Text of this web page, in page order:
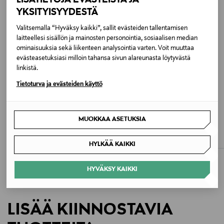
YKSITYISYYDESTÄ
Valitsemalla “Hyväksy kaikki”, sallit evästeiden tallentamisen
laitteellesi sisällön ja mainosten personointia, sosiaalisen median
ominaisuuksia sekä liikenteen analysointia varten. Voit muuttaa
evästeasetuksiasi milloin tahansa sivun alareunasta löytyvästä
linkistä.
Tietoturva ja evästeiden käyttö
MUOKKAA ASETUKSIA
HYLKÄÄ KAIKKI
HYVÄKSY KAIKKI
Väri
1BZ DENIM BLACK
Koko
Valmistajan tuotenumero
Tommy Hilfiger Europe B.V.
LEE
Haden Relaxed Fit Straight -farkut
LEE
Haden Relaxed Straight -farkut
LISÄÄ KIINNOSTAVIA